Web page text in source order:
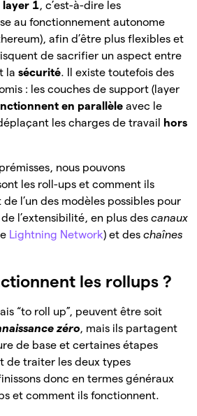
layer 1, c’est-à-dire les
au fonctionnement autonome
afin d’être plus flexibles et
de sacrifier un aspect entre
la sécurité. Il existe toutefois des
: les couches de support (layer
en parallèle avec le
les charges de travail
hors
nous pouvons
les roll-ups et comment ils
l’un des modèles possibles pour
l’extensibilité, en plus des canaux
Lightning Network) et des chaînes
les rollups ?
“to roll up”, peuvent être soit
zéro, mais ils partagent
de base et certaines étapes
de traiter les deux types
donc en termes généraux
et comment ils fonctionnent.